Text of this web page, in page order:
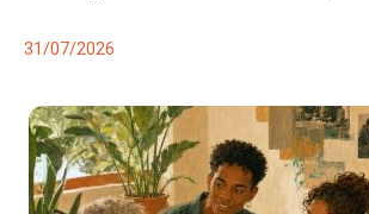
31/07/2026